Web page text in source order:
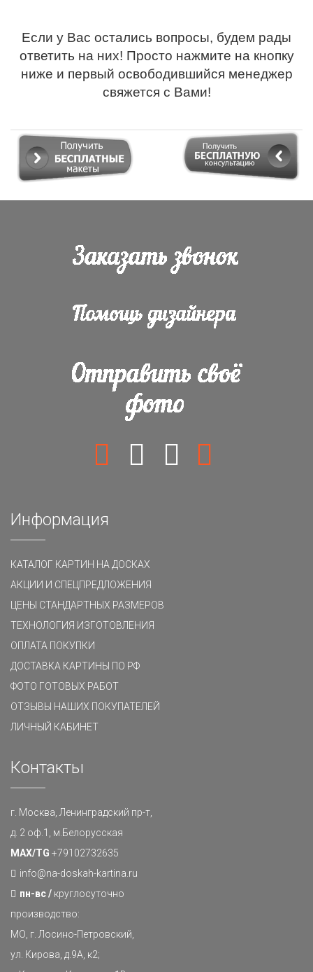
Если у Вас остались вопросы, будем рады
ответить на них! Просто нажмите на кнопку
ниже и первый освободившийся менеджер
свяжется с Вами!
Информация
КАТАЛОГ КАРТИН НА ДОСКАХ
АКЦИИ И СПЕЦПРЕДЛОЖЕНИЯ
ЦЕНЫ СТАНДАРТНЫХ РАЗМЕРОВ
ТЕХНОЛОГИЯ ИЗГОТОВЛЕНИЯ
ОПЛАТА ПОКУПКИ
ДОСТАВКА КАРТИНЫ ПО РФ
ФОТО ГОТОВЫХ РАБОТ
ОТЗЫВЫ НАШИХ ПОКУПАТЕЛЕЙ
ЛИЧНЫЙ КАБИНЕТ
Контакты
г. Москва, Ленинградский пр-т,
д. 2 оф.1, м.Белорусская
MAX/TG +79102732635
info@na-doskah-kartina.ru
пн-вс / круглосуточно
производство:
МО, г. Лосино-Петровский,
ул. Кирова, д.9А, к2;